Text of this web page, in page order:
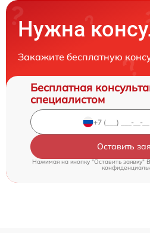
Нужна
Закажите бесплатную
Бесплатная
специалистом
Оставить
Нажимая на кнопку "Оставить заявку"